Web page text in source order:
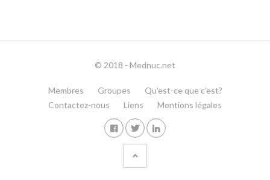
© 2018 - Mednuc.net
Membres Groupes
Qu’est-ce que c’est?
Contactez-nous
Liens Mentions légales